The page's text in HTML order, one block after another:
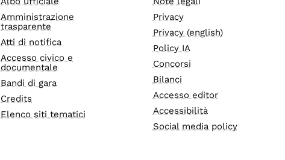
Amministrazione
trasparente
Atti di notifica
Accesso civico e
documentale
Bandi di gara
Credits
Elenco siti tematici
Privacy
Privacy (english)
Policy IA
Concorsi
Bilanci
Accesso editor
Accessibilità
Social media policy